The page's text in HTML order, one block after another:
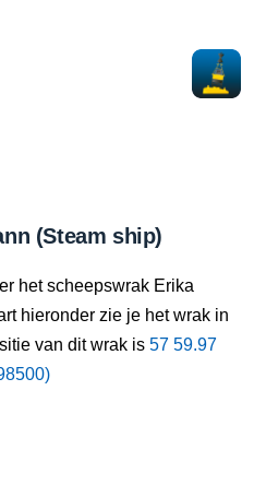
(Steam ship)
het scheepswrak Erika
hieronder zie je het wrak in
van dit wrak is 57 59.97